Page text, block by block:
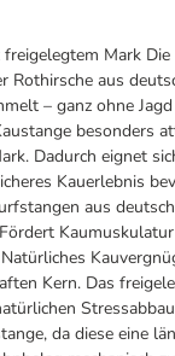
Mark
aus
– ganz ohne
besonders
Dadurch eignet
Kauerlebnis
aus
Kern. Das
da diese eine